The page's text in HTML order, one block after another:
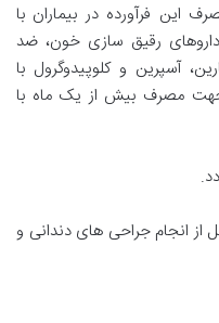
این فرآورده در بیماران با
رقیق سازی خون، ضد
آسپرین و کلوپیدوگرول با
جهت مصرف بیش از یک ماه با
از انجام جراحی های دندانی و